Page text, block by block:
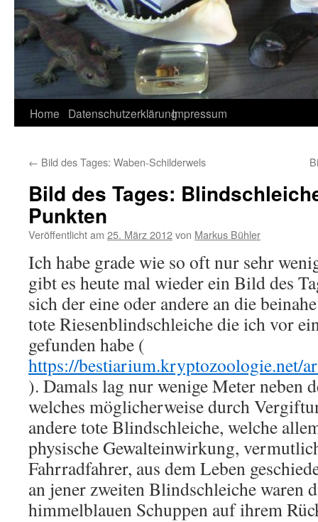
Home DatenschutzerklärungImpressum
← Bild des Tages: Waben-Schilderwels
Bild des Tages:
Punkten
Veröffentlicht am 25. März 2012von Markus Bühler
Ich habe grade wie so oft nur sehr
gibt es heute mal wieder ein Bild des
sich der eine oder andere an die
tote Riesenblindschleiche die ich vor
gefunden habe (
https://bestiarium.kryptozoologie.net/
). Damals lag nur wenige Meter neben
welches möglicherweise durch
andere tote Blindschleiche, welche
physische Gewalteinwirkung,
Fahrradfahrer, aus dem Leben
an jener zweiten Blindschleiche waren
himmelblauen Schuppen auf ihrem